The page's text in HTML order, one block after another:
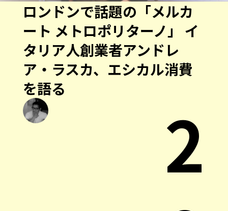
ロンドンで話題の「メルカ
ート メトロポリターノ」 イ
タリア人創業者アンドレ
ア・ラスカ、エシカル消費
を語る
2